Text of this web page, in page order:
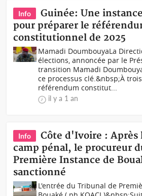
Info
Guinée: Une
pour préparer le
constitutionnel de 2025
Mamadi DoumbouyaLa
élections, annoncée par le
transition Mamadi
ce processus clé.&nbsp;À
référendum constitut...
il y a 1 an
Info
Côte d'Ivoire :
camp pénal, le procureur
Première Instance de
sanctionné
L'entrée du Tribunal de